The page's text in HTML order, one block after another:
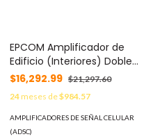
EPCOM Amplificador de
Edificio (Interiores) Doble
Banda para Nextel Iden (800
MHz) y Celular en 1900 MHz.
MOD: EP-BISG-0819
$16,292.99 $21,297.60
24meses de$984.57
AMPLIFICADORES DE SEÑAL CELULAR
(ADSC)